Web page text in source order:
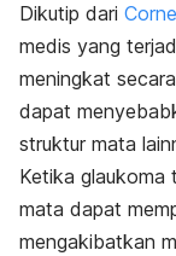
Dikutip dari
medis yang
meningkat
dapat
struktur mata
Ketika glaukoma
mata dapat
mengakibatkan